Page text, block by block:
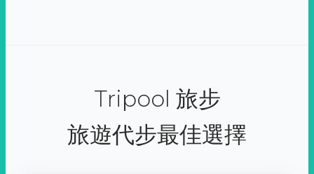
Tripool 旅步
旅遊代步最佳選擇